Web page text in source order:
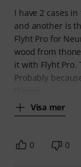
I have 2 cases
and another is
Flyht Pro for
wood from
it with Flyht Pro.
Probably
Visa mer
0 0